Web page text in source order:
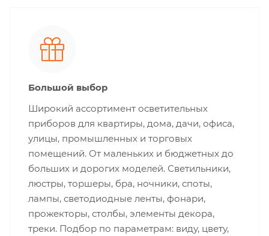
Большой выбор
Широкий ассортимент осветительных
приборов для квартиры, дома, дачи, офиса,
улицы, промышленных и торговых
помещений. От маленьких и бюджетных до
больших и дорогих моделей. Светильники,
люстры, торшеры, бра, ночники, споты,
лампы, светодиодные ленты, фонари,
прожекторы, столбы, элементы декора,
треки. Подбор по параметрам: виду, цвету,